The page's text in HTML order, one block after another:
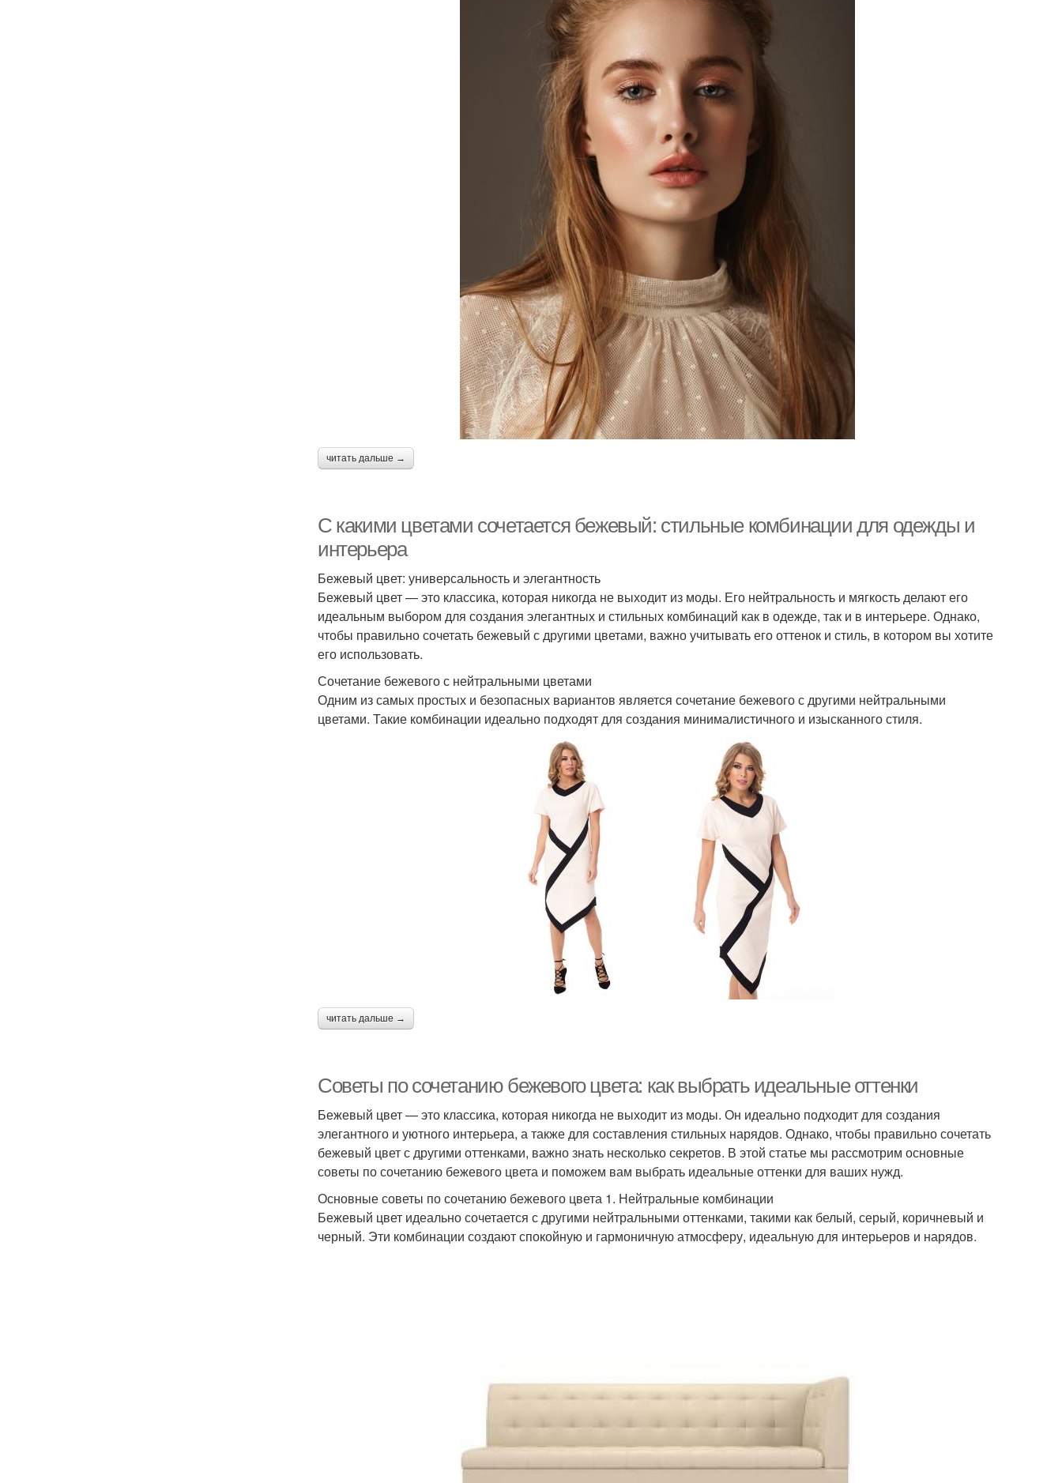
читать дальше →
С какими цветами сочетается бежевый: стильные комбинации для одежды и
интерьера
Бежевый цвет: универсальность и элегантность
Бежевый цвет — это классика, которая никогда не выходит из моды. Его нейтральность и мягкость делают его
идеальным выбором для создания элегантных и стильных комбинаций как в одежде, так и в интерьере. Однако,
чтобы правильно сочетать бежевый с другими цветами, важно учитывать его оттенок и стиль, в котором вы хотите
его использовать.
Сочетание бежевого с нейтральными цветами
Одним из самых простых и безопасных вариантов является сочетание бежевого с другими нейтральными
цветами. Такие комбинации идеально подходят для создания минималистичного и изысканного стиля.
читать дальше →
Советы по сочетанию бежевого цвета: как выбрать идеальные оттенки
Бежевый цвет — это классика, которая никогда не выходит из моды. Он идеально подходит для создания
элегантного и уютного интерьера, а также для составления стильных нарядов. Однако, чтобы правильно сочетать
бежевый цвет с другими оттенками, важно знать несколько секретов. В этой статье мы рассмотрим основные
советы по сочетанию бежевого цвета и поможем вам выбрать идеальные оттенки для ваших нужд.
Основные советы по сочетанию бежевого цвета 1. Нейтральные комбинации
Бежевый цвет идеально сочетается с другими нейтральными оттенками, такими как белый, серый, коричневый и
черный. Эти комбинации создают спокойную и гармоничную атмосферу, идеальную для интерьеров и нарядов.